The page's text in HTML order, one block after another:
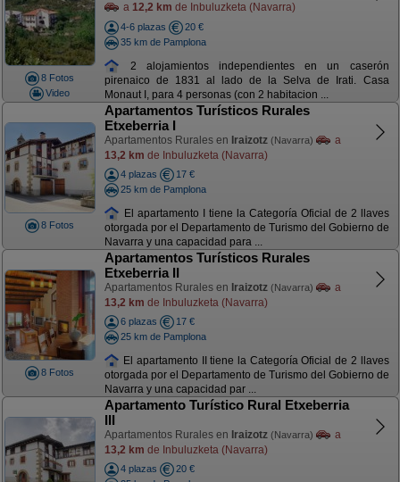
8 Fotos
Video
a 12,2 km de Inbuluzketa (Navarra)
4-6 plazas
20 €
35 km de Pamplona
2 alojamientos independientes en un caserón
pirenaico de 1831 al lado de la Selva de Irati. Casa
Monaut I, para 4 personas (con 2 habitacion ...
8 Fotos
Apartamentos Turísticos Rurales
Etxeberria I
Apartamentos Rurales en Iraizotz (Navarra)
a
13,2 km de Inbuluzketa (Navarra)
4 plazas
17 €
25 km de Pamplona
El apartamento I tiene la Categoría Oficial de 2 llaves
otorgada por el Departamento de Turismo del Gobierno de
Navarra y una capacidad para ...
8 Fotos
Apartamentos Turísticos Rurales
Etxeberria II
Apartamentos Rurales en Iraizotz (Navarra)
a
13,2 km de Inbuluzketa (Navarra)
6 plazas
17 €
25 km de Pamplona
El apartamento II tiene la Categoría Oficial de 2 llaves
otorgada por el Departamento de Turismo del Gobierno de
Navarra y una capacidad par ...
Apartamento Turístico Rural Etxeberria
III
Apartamentos Rurales en Iraizotz (Navarra)
a
13,2 km de Inbuluzketa (Navarra)
4 plazas
20 €